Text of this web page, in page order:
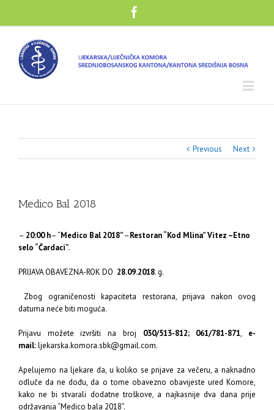
Previous Next
Medico Bal 2018
– 20:00 h– “Medico Bal 2018”–Restoran “Kod Mlina” Vitez –Etno
selo “Čardaci”.
PRIJAVA OBAVEZNA-ROK DO 28.09.2018. g.
Zbog ograničenosti kapaciteta restorana, prijava nakon ovog
datuma neće biti moguća.
Prijavu možete izvršiti na broj 030/513-812; 061/781-871, e-
mail:ljekarska.komora.sbk@gmail.com.
Apelujemo na ljekare da, u koliko se prijave za večeru, a naknadno
odluče da ne dođu, da o tome obavezno obavijeste ured Komore,
kako ne bi stvarali dodatne troškove, a najkasnije dva dana prije
održavanja “Medico bala 2018”.